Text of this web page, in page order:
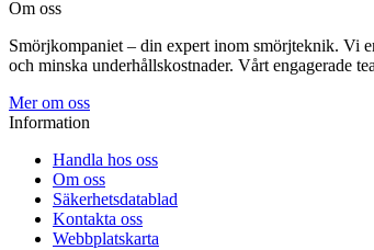
Om oss
Smörjkompaniet – din expert inom smörjteknik. Vi
och minska underhållskostnader. Vårt engagerade
Mer om oss
Information
Handla hos oss
Om oss
Säkerhetsdatablad
Kontakta oss
Webbplatskarta